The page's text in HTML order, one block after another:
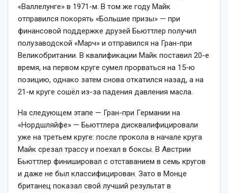
«Валлелунге» в 1971-м. В том же году Майк
отправился покорять «Большие призы» — при
финансовой поддержке друзей Бьюттлер получил
полузаводской «Марч» и отправился на Гран-при
Великобритании. В квалификации Майк поставил 20-е
время, на первом круге сумел прорваться на 15-ю
позицию, однако затем снова откатился назад, а на
21-м круге сошёл из-за падения давления масла.
На следующем этапе — Гран-при Германии на
«Нордшляйфе» — Бьюттлера дисквалифицировали
уже на третьем круге: после прокола в начале круга
Майк срезал трассу и поехал в боксы. В Австрии
Бьюттлер финишировал с отставанием в семь кругов
и даже не был классифицирован. Зато в Монце
британец показал свой лучший результат в